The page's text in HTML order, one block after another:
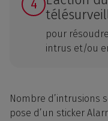
pour
intrus et/ou
Nombre d’intrusions
pose d’un sticker